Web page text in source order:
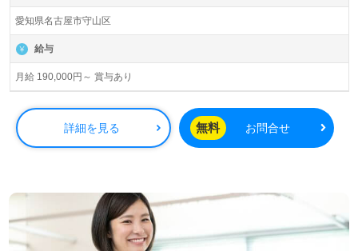
愛知県名古屋市守山区
給与
月給 190,000円～ 賞与あり
詳細を見る 無料 お問合せ